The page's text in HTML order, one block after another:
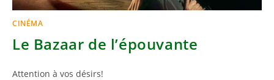
CINÉMA
Le Bazaar de l’épouvante
Attention à vos désirs!